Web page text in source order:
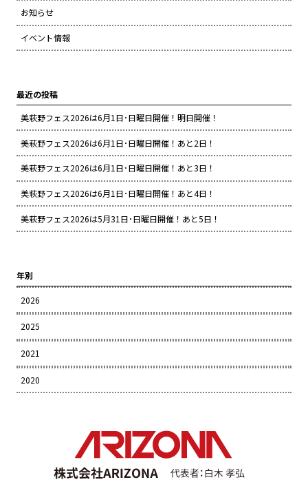
お知らせ
イベント情報
最近の投稿
美萩野フェス2026は6月1日･日曜日開催！明日開催！
美萩野フェス2026は6月1日･日曜日開催！あと2日！
美萩野フェス2026は6月1日･日曜日開催！あと3日！
美萩野フェス2026は6月1日･日曜日開催！あと4日！
美萩野フェス2026は5月31日･日曜日開催！あと5日！
年別
2026
2025
2021
2020